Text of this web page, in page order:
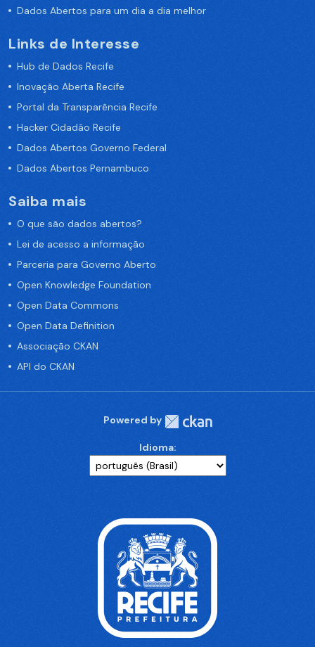
Dados Abertos para um dia a dia melhor
Links de Interesse
Hub de Dados Recife
Inovação Aberta Recife
Portal da Transparência Recife
Hacker Cidadão Recife
Dados Abertos Governo Federal
Dados Abertos Pernambuco
Saiba mais
O que são dados abertos?
Lei de acesso a informação
Parceria para Governo Aberto
Open Knowledge Foundation
Open Data Commons
Open Data Definition
Associação CKAN
API do CKAN
Powered by
Idioma